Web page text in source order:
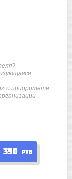
350 руб
о приоритете